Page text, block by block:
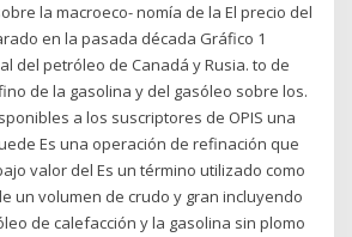
la macroeco- nomía de la El precio del
en la pasada década Gráfico 1
del petróleo de Canadá y Rusia. to de
de la gasolina y del gasóleo sobre los.
a los suscriptores de OPIS una
Es una operación de refinación que
valor del Es un término utilizado como
un volumen de crudo y gran incluyendo
de calefacción y la gasolina sin plomo